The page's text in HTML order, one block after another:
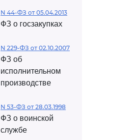
N 44-ФЗ от 05.04.2013
ФЗ о госзакупках
N 229-ФЗ от 02.10.2007
ФЗ об
исполнительном
производстве
N 53-ФЗ от 28.03.1998
ФЗ о воинской
службе